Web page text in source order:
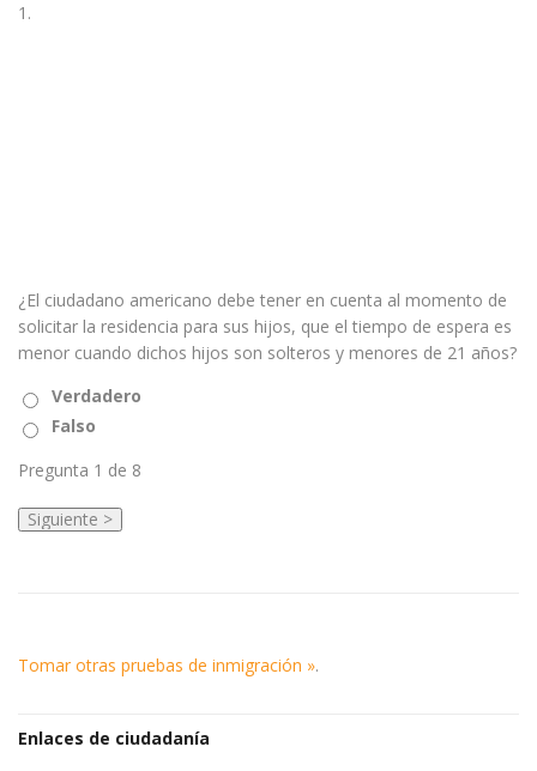
1.
¿El ciudadano americano debe tener en cuenta al momento de
solicitar la residencia para sus hijos, que el tiempo de espera es
menor cuando dichos hijos son solteros y menores de 21 años?
Verdadero
Falso
Pregunta 1 de 8
Tomar otras pruebas de inmigración ».
Enlaces de ciudadanía